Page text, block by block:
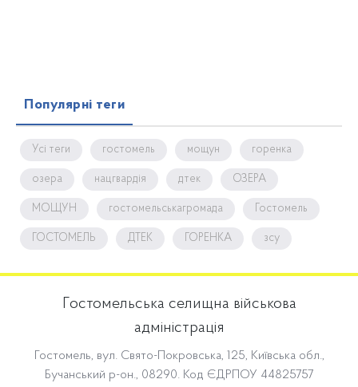
Популярні теги
Усі теги гостомель мощун горенка
озера нацгвардія дтек ОЗЕРА
МОЩУН гостомельськагромада Гостомель
ГОСТОМЕЛЬ ДТЕК ГОРЕНКА зсу
Гостомельська селищна військова
адміністрація
Гостомель, вул. Свято-Покровська, 125, Київська обл.,
Бучанський р-он., 08290. Код ЄДРПОУ 44825757